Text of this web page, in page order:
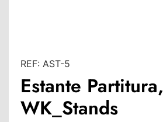
REF: AST-5
Estante Partitura,
WK_Stands